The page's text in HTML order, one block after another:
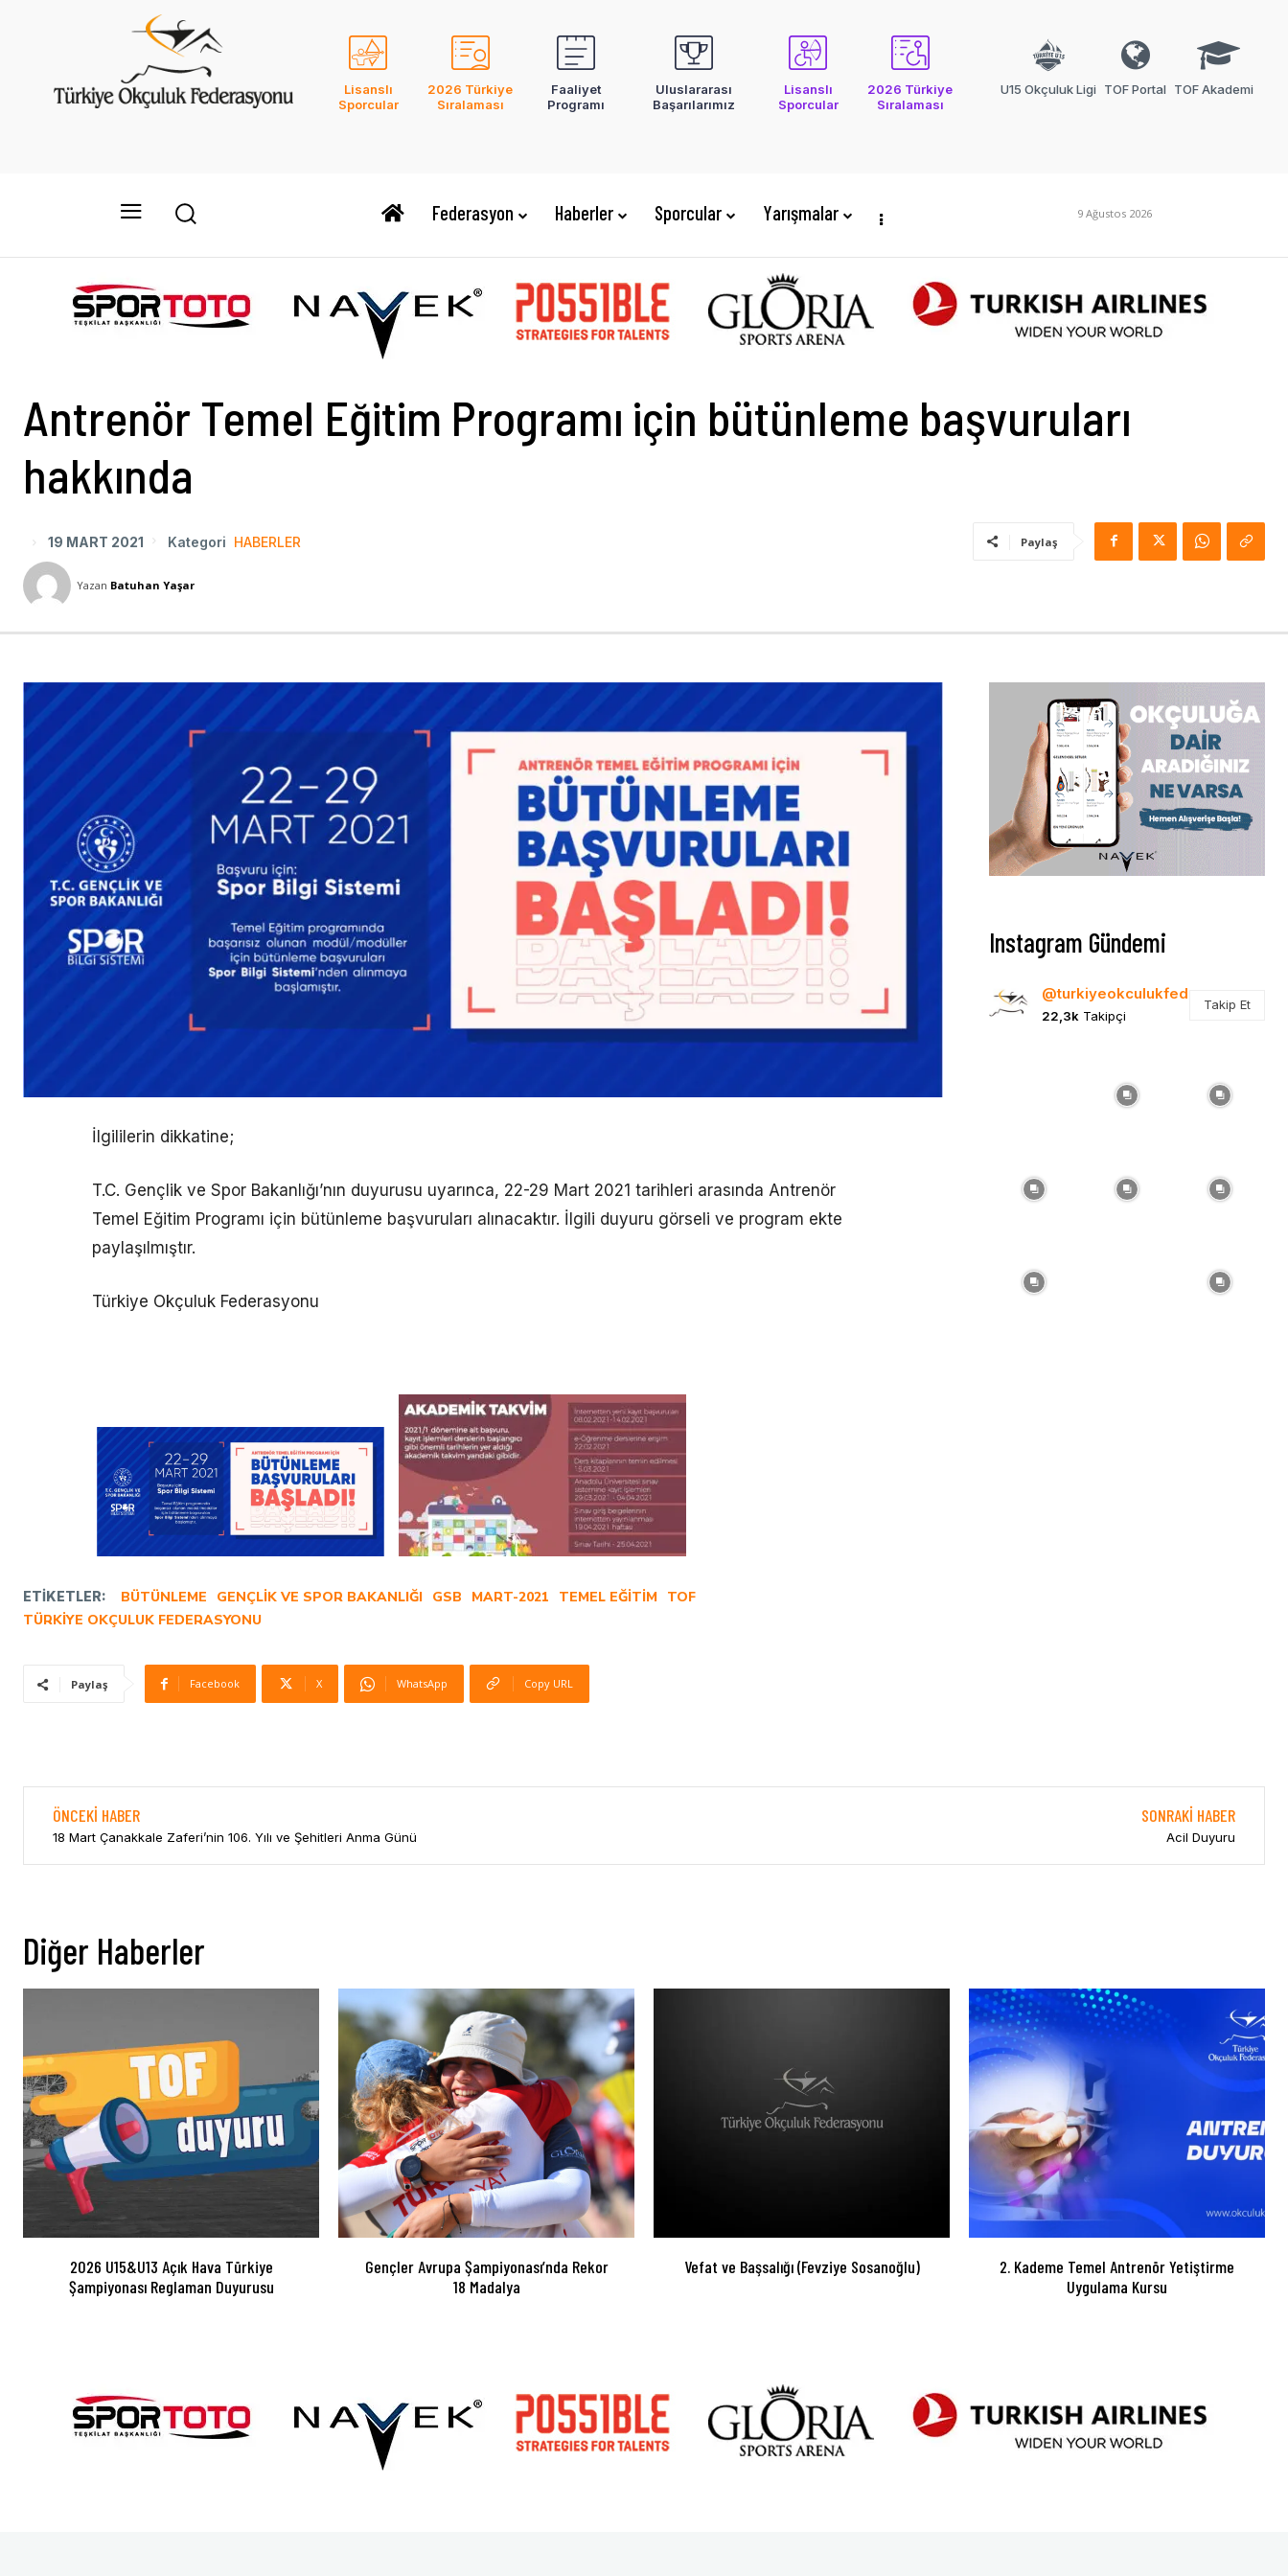
Lisanslı
Sporcular
2026 Türkiye
Sıralaması
Faaliyet
Programı
Uluslararası
Başarılarımız
Lisanslı
Sporcular
2026 Türkiye
Sıralaması
U15 Okçuluk Ligi TOF Portal TOF Akademi
Federasyon Haberler Sporcular Yarışmalar 9 Ağustos 2026
Antrenör Temel Eğitim Programı için bütünleme başvuruları
hakkında
19 MART 2021 Kategori HABERLER Paylaş
Yazan Batuhan Yaşar
İlgililerin dikkatine;
T.C. Gençlik ve Spor Bakanlığı’nın duyurusu uyarınca, 22-29 Mart 2021 tarihleri arasında Antrenör
Temel Eğitim Programı için bütünleme başvuruları alınacaktır. İlgili duyuru görseli ve program ekte
paylaşılmıştır.
Türkiye Okçuluk Federasyonu
ETIKETLER: BÜTÜNLEME GENÇLIK VE SPOR BAKANLIĞI GSB MART-2021 TEMEL EĞITIM TOF
TÜRKIYE OKÇULUK FEDERASYONU
Paylaş Facebook X WhatsApp Copy URL
Instagram Gündemi
@turkiyeokculukfed
22,3k Takipçi
Takip Et
ÖNCEKI HABER
18 Mart Çanakkale Zaferi’nin 106. Yılı ve Şehitleri Anma Günü
SONRAKI HABER
Acil Duyuru
Diğer Haberler
2026 U15&U13 Açık Hava Türkiye
Şampiyonası Reglaman Duyurusu
Gençler Avrupa Şampiyonası’nda Rekor
18 Madalya
Vefat ve Başsalığı (Fevziye Sosanoğlu)
2. Kademe Temel Antrenör Yetiştirme
Uygulama Kursu